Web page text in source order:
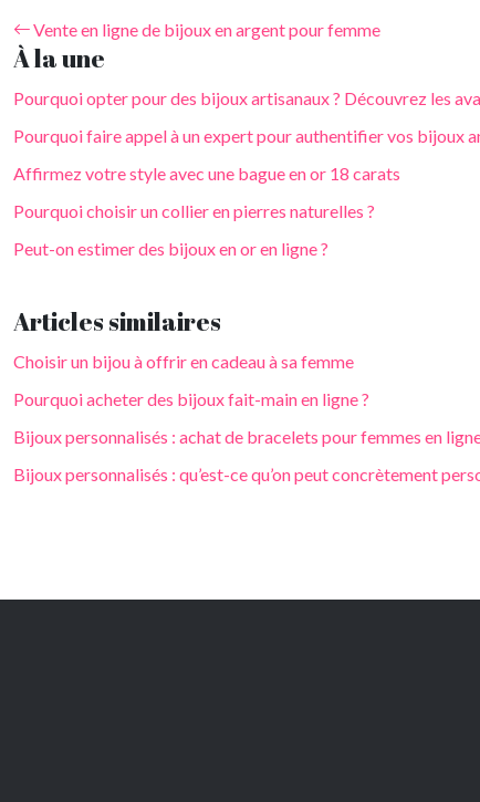
Vente en ligne de bijoux en argent pour femme
À la une
Pourquoi opter pour des bijoux artisanaux ? Découvrez les
Pourquoi faire appel à un expert pour authentifier vos bijoux
Affirmez votre style avec une bague en or 18 carats
Pourquoi choisir un collier en pierres naturelles ?
Peut-on estimer des bijoux en or en ligne ?
Articles similaires
Choisir un bijou à offrir en cadeau à sa femme
Pourquoi acheter des bijoux fait-main en ligne ?
Bijoux personnalisés : achat de bracelets pour femmes en
Bijoux personnalisés : qu’est-ce qu’on peut concrètement